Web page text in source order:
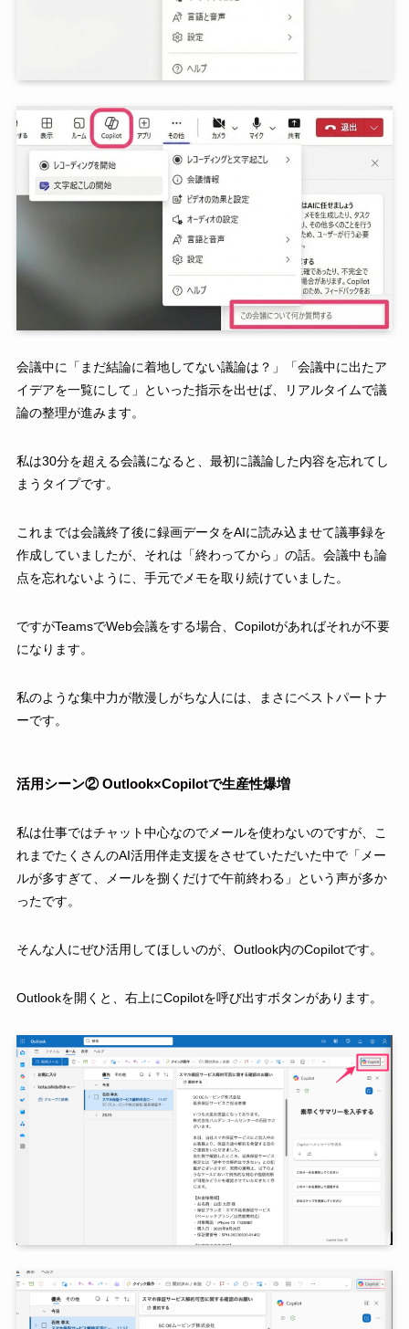
会議中に「まだ結論に着地してない議論は？」「会議中に出たア
イデアを一覧にして」といった指示を出せば、リアルタイムで議
論の整理が進みます。
私は30分を超える会議になると、最初に議論した内容を忘れてし
まうタイプです。
これまでは会議終了後に録画データをAIに読み込ませて議事録を
作成していましたが、それは「終わってから」の話。会議中も論
点を忘れないように、手元でメモを取り続けていました。
ですがTeamsでWeb会議をする場合、Copilotがあればそれが不要
になります。
私のような集中力が散漫しがちな人には、まさにベストパートナ
ーです。
活用シーン② Outlook×Copilotで生産性爆増
私は仕事ではチャット中心なのでメールを使わないのですが、こ
れまでたくさんのAI活用伴走支援をさせていただいた中で「メー
ルが多すぎて、メールを捌くだけで午前終わる」という声が多か
ったです。
そんな人にぜひ活用してほしいのが、Outlook内のCopilotです。
Outlookを開くと、右上にCopilotを呼び出すボタンがあります。